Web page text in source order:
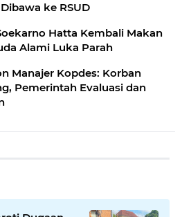
ke RSUD
Hatta Kembali Makan
Alami Luka Parah
Manajer Kopdes: Korban
Pemerintah Evaluasi dan